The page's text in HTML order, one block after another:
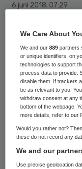
6 juni 2018, 07:29
beroerde
gevolg
en baby’s in
komt de
voor
woensdag
onderzoek.
We Care About
We and our889 partners
or unique identifiers, on
technologies to support
process data to provide.
disable them. If trackers
be as relevant to you.
withdraw consent at any
bottom of the webpage.
more details, refer to our
Would you rather not?
these do not record any
We and our
Use precise geolocation